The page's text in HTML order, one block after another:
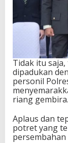
Tidak itu
dipadukan
personil
riang gembira.
Aplaus dan
potret yang